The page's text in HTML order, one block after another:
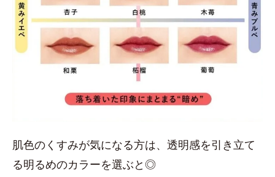
肌色のくすみが気になる方は、透明感を引き立て
る明るめのカラーを選ぶと◎